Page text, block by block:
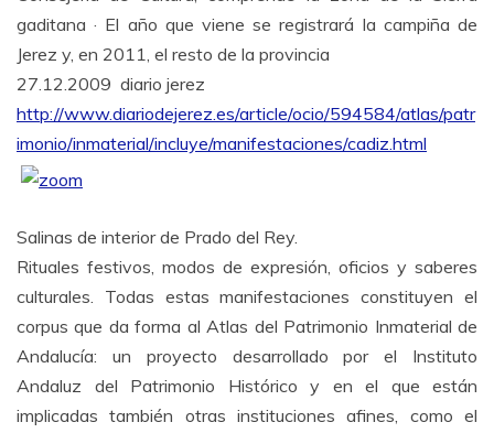
gaditana · El año que viene se registrará la campiña de
Jerez y, en 2011, el resto de la provincia
27.12.2009 diario jerez
http://www.diariodejerez.es/article/ocio/594584/atlas/patr
imonio/inmaterial/incluye/manifestaciones/cadiz.html
Salinas de interior de Prado del Rey.
Rituales festivos, modos de expresión, oficios y saberes
culturales. Todas estas manifestaciones constituyen el
corpus que da forma al Atlas del Patrimonio Inmaterial de
Andalucía: un proyecto desarrollado por el Instituto
Andaluz del Patrimonio Histórico y en el que están
implicadas también otras instituciones afines, como el